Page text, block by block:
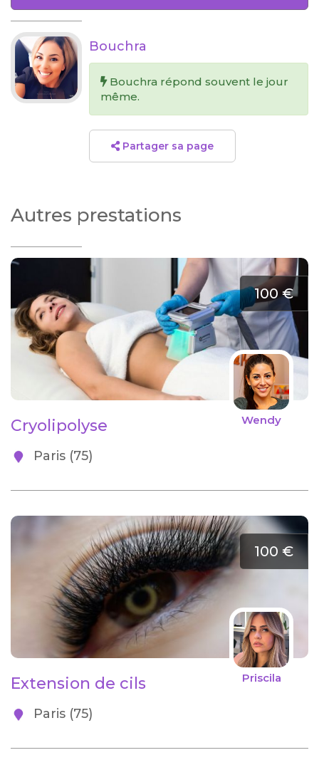
Bouchra
Bouchra répond souvent le jour
même.
Partager sa page
Autres prestations
100 €
Wendy
Cryolipolyse
Paris (75)
100 €
Priscila
Extension de cils
Paris (75)